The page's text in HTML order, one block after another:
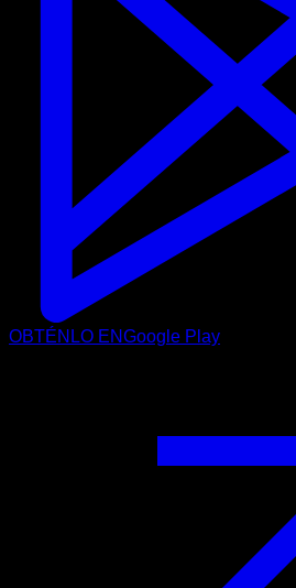
OBTÉNLO ENGoogle Play